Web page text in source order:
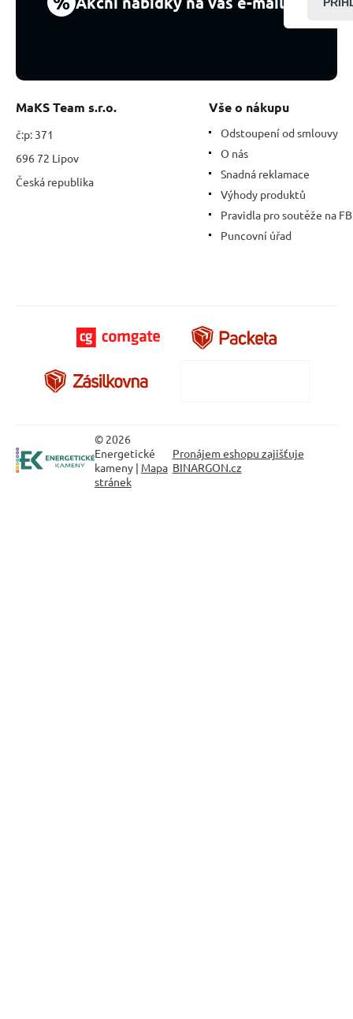
-
-
kompas
MaKS Team s.r.o.
č:p: 371
696 72 Lipov
Česká republika
Vše o nákupu
Odstoupení od smlouvy
O nás
Snadná reklamace
Výhody produktů
Pravidla pro soutěže na FB
Puncovní úřad
© 2026
Energetické
kameny | Mapa
stránek
Pronájem eshopu zajišťuje
BINARGON.cz